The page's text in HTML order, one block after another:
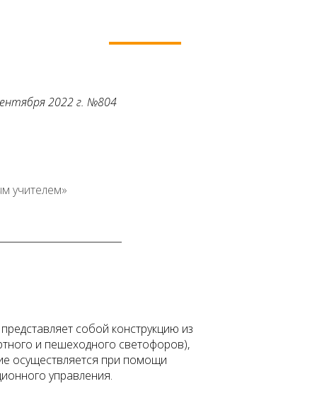
2022 г. №804
учителем»
собой конструкцию из
и пешеходного светофоров),
осуществляется при помощи
управления.